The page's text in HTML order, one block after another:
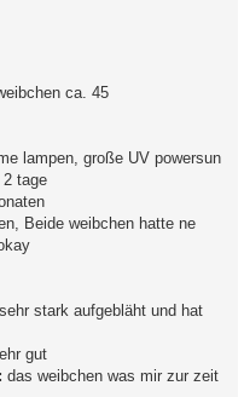
ca. 45
lampen, große UV powersun
2 tage
Beide weibchen hatte ne
stark aufgebläht und hat
gut
das weibchen was mir zur zeit